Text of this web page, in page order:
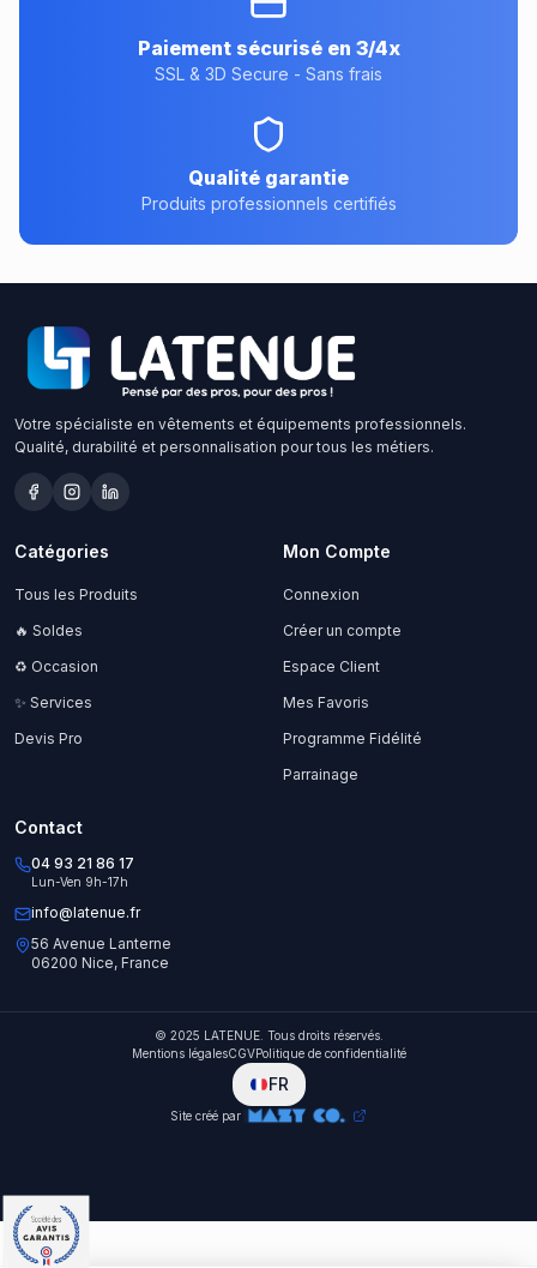
Paiement sécurisé en 3/4x
SSL & 3D Secure - Sans frais
Qualité garantie
Produits professionnels certifiés
Votre spécialiste en vêtements et équipements professionnels.
Qualité, durabilité et personnalisation pour tous les métiers.
Catégories
Tous les Produits
🔥 Soldes
♻️ Occasion
✨ Services
Devis Pro
Mon Compte
Connexion
Créer un compte
Espace Client
Mes Favoris
Programme Fidélité
Parrainage
Contact
04 93 21 86 17
Lun-Ven 9h-17h
info@latenue.fr
56 Avenue Lanterne
06200 Nice, France
© 2025 LATENUE. Tous droits réservés.
Mentions légalesCGVPolitique de confidentialité
FR
Site créé par